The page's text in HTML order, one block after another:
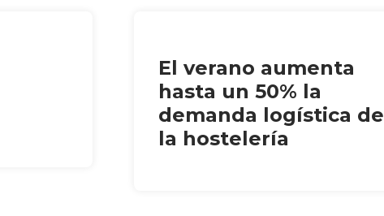
El verano aumenta
hasta un 50% la
demanda logística de
la hostelería